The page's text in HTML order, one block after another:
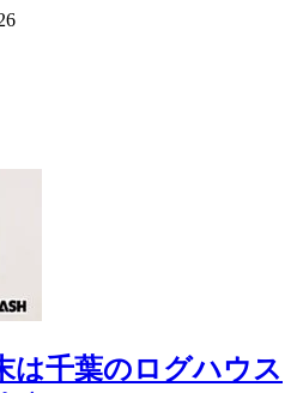
は千葉のログハウス